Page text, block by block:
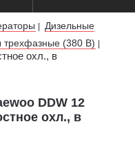
|
Дизельные
трехфазные (380 В) |
охл., в
DDW 12
охл., в